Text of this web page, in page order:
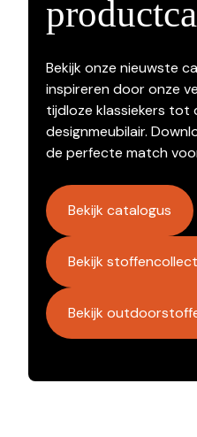
Bekijk onze nieuwste
inspireren door onze
tijdloze klassiekers tot
designmeubilair.
de perfecte match
Bekijk catalogus
Bekijk
Bekijk